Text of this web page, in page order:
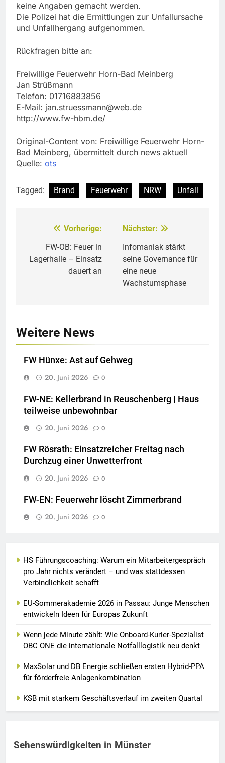
keine Angaben gemacht werden.
Die Polizei hat die Ermittlungen zur Unfallursache
und Unfallhergang aufgenommen.
Rückfragen bitte an:
Freiwillige Feuerwehr Horn-Bad Meinberg
Jan Strüßmann
Telefon: 01716883856
E-Mail: jan.struessmann@web.de
http://www.fw-hbm.de/
Original-Content von: Freiwillige Feuerwehr Horn-
Bad Meinberg, übermittelt durch news aktuell
Quelle: ots
Tagged: Brand Feuerwehr NRW Unfall
Beitragsnavigation
Vorherige:
FW-OB: Feuer in
Lagerhalle – Einsatz
dauert an
Nächster:
Infomaniak stärkt
seine Governance für
eine neue
Wachstumsphase
Weitere News
FW Hünxe: Ast auf Gehweg
20. Juni 2026
0
FW-NE: Kellerbrand in Reuschenberg | Haus
teilweise unbewohnbar
20. Juni 2026
0
FW Rösrath: Einsatzreicher Freitag nach
Durchzug einer Unwetterfront
20. Juni 2026
0
FW-EN: Feuerwehr löscht Zimmerbrand
20. Juni 2026
0
HS Führungscoaching: Warum ein Mitarbeitergespräch
pro Jahr nichts verändert – und was stattdessen
Verbindlichkeit schafft
EU-Sommerakademie 2026 in Passau: Junge Menschen
entwickeln Ideen für Europas Zukunft
Wenn jede Minute zählt: Wie Onboard-Kurier-Spezialist
OBC ONE die internationale Notfalllogistik neu denkt
MaxSolar und DB Energie schließen ersten Hybrid-PPA
für förderfreie Anlagenkombination
KSB mit starkem Geschäftsverlauf im zweiten Quartal
Sehenswürdigkeiten in Münster